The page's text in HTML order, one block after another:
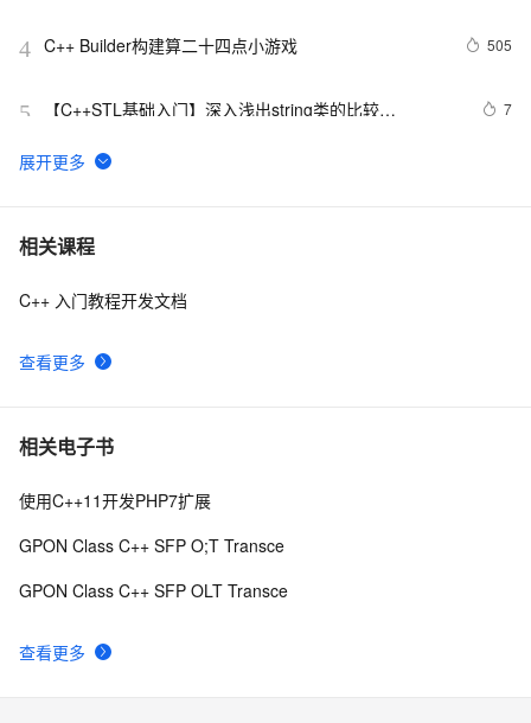
4 C++ Builder构建算二十四点小游戏 505
5
【C++STL基础入门】深入浅出string类的比较
7
6
C++之MFC制作简单计算器（VS2019实现），附带完整
7 【C/C++】用格雷戈里公式求π
8 设计模式C++学习笔记之十六（Observer观察者模式）
9 Qt C++ 扫码枪使用数据处理
10
C++26的改进
相关课程
查看更多
C++ 入门教程开发文档
相关电子书
查看更多
使用C++11开发PHP7扩展
GPON Class C++ SFP O;T Transce
GPON Class C++ SFP OLT Transce